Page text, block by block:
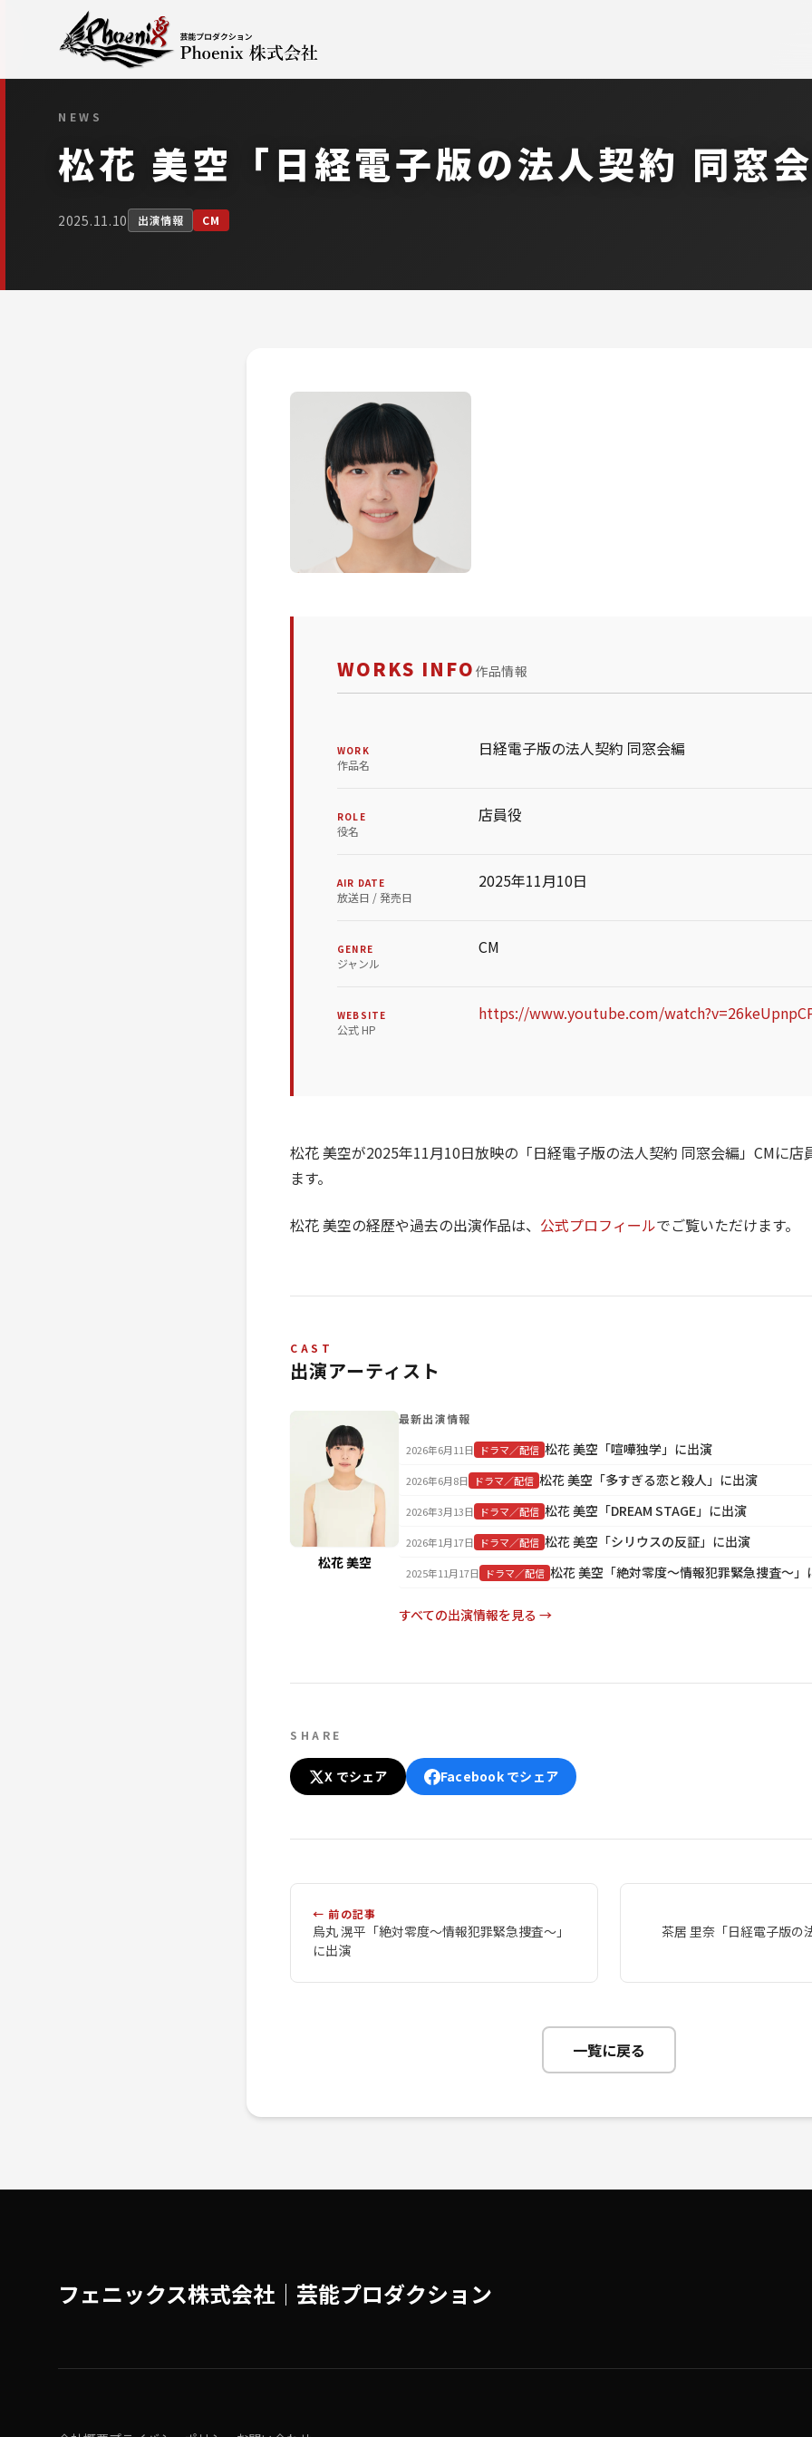
NEWS
松花 美空「日経電子版の法人契約 同窓
2025.11.10 出演情報 CM
WORKS INFO 作品情報
WORK
作品名
日経電子版の法人契約 同窓会編
ROLE
役名
店員役
AIR DATE
放送日 / 発売日
2025年11月10日
GENRE
ジャンル
CM
WEBSITE
公式 HP
https://www.youtube.com/
松花 美空が2025年11月10日放映の「日経電子版の法人契約 同窓会編」CMに店
ます。
松花 美空の経歴や過去の出演作品は、 公式プロフィールでご覧いただけます。
CAST
出演アーティスト
松花 美空
最新出演情報
2026年6月11日 ドラマ／配信 松花 美空「喧嘩独学」に出演
2026年6月8日 ドラマ／配信 松花 美空「多すぎる恋と殺人」に出演
2026年3月13日 ドラマ／配信 松花 美空「DREAM STAGE」に出演
2026年1月17日 ドラマ／配信 松花 美空「シリウスの反証」に出演
2025年11月17日 ドラマ／配信 松花 美空「絶対零度～情報犯罪緊急捜査～」
すべての出演情報を見る →
SHARE
X でシェア Facebook でシェア
← 前の記事
烏丸 滉平「絶対零度～情報犯罪緊急捜査～」
に出演
茶居 里奈「日経電子版
一覧に戻る
フェニックス株式会社│芸能プロダクション